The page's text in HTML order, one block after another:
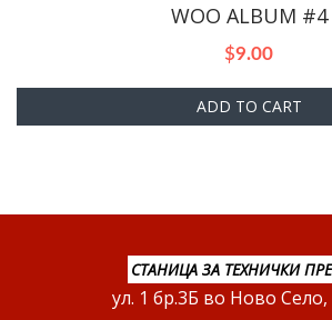
WOO ALBUM #4
$9.00
ADD TO CART
СТАНИЦА ЗА ТЕХНИЧКИ
ул. 1 бр.3Б во Ново Село,